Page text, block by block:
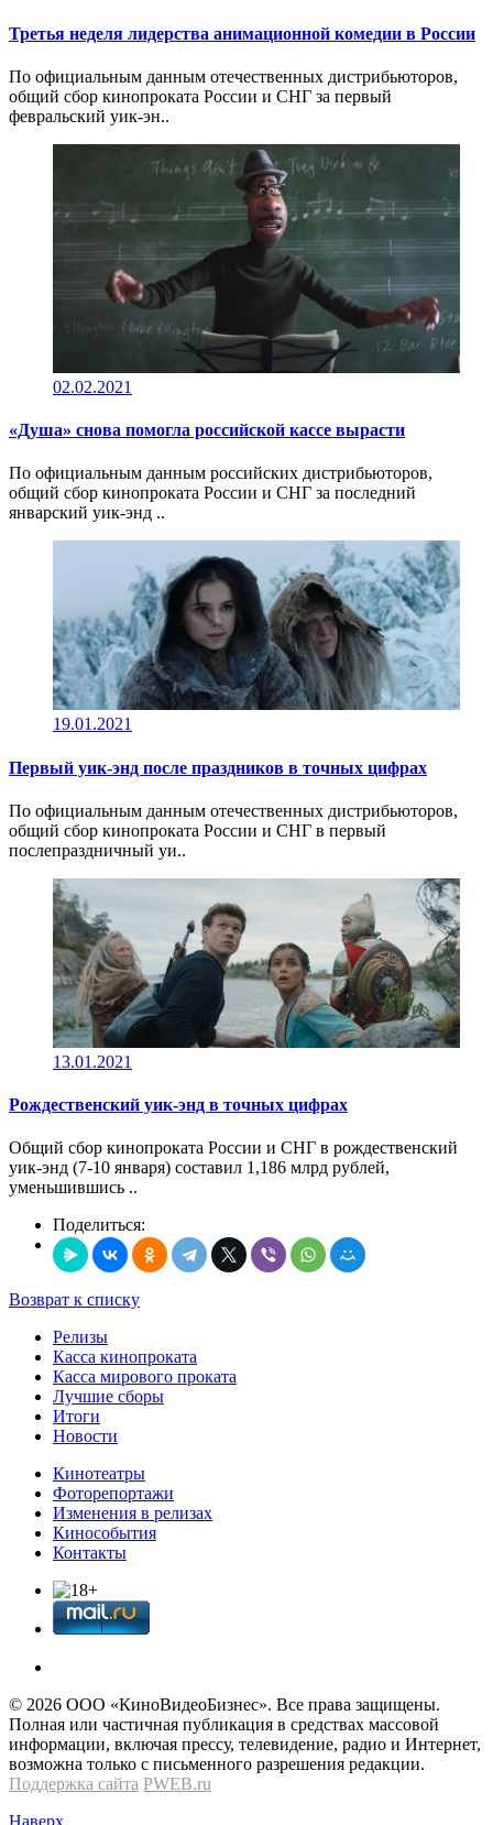
Третья неделя лидерства анимационной комедии в России
По официальным данным отечественных дистрибьюторов,
общий сбор кинопроката России и СНГ за первый
февральский уик-эн..
02.02.2021
«Душа» снова помогла российской кассе вырасти
По официальным данным российских дистрибьюторов,
общий сбор кинопроката России и СНГ за последний
январский уик-энд ..
19.01.2021
Первый уик-энд после праздников в точных цифрах
По официальным данным отечественных дистрибьюторов,
общий сбор кинопроката России и СНГ в первый
послепраздничный уи..
13.01.2021
Рождественский уик-энд в точных цифрах
Общий сбор кинопроката России и СНГ в рождественский
уик-энд (7-10 января) составил 1,186 млрд рублей,
уменьшившись ..
Поделиться:
Возврат к списку
Релизы
Касса кинопроката
Касса мирового проката
Лучшие сборы
Итоги
Новости
Кинотеатры
Фоторепортажи
Изменения в релизах
Кинособытия
Контакты
© 2026 OOО «КиноВидеоБизнес». Все права защищены.
Полная или частичная публикация в средствах массовой
информации, включая прессу, телевидение, радио и Интернет,
возможна только с письменного разрешения редакции.
Поддержка сайта PWEB.ru